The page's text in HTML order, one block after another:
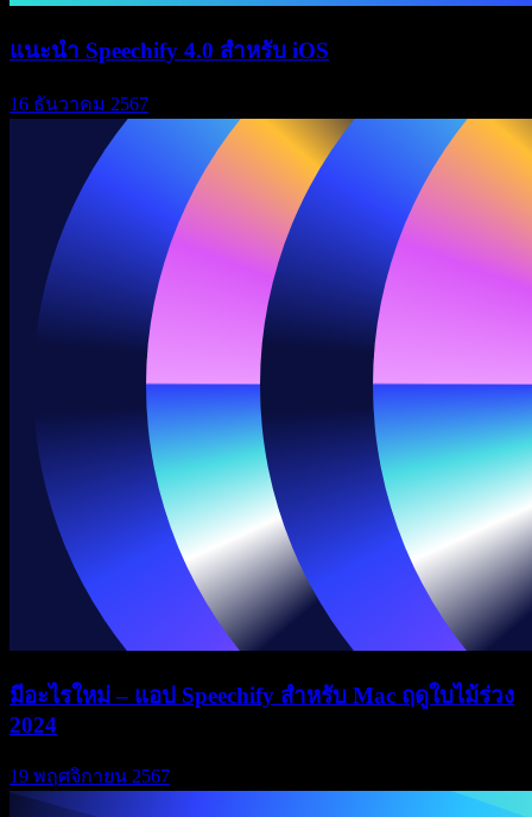
แนะนำ Speechify 4.0 สำหรับ iOS
16 ธันวาคม 2567
มีอะไรใหม่ – แอป Speechify สำหรับ Mac ฤดูใบไม้ร่วง
2024
19 พฤศจิกายน 2567